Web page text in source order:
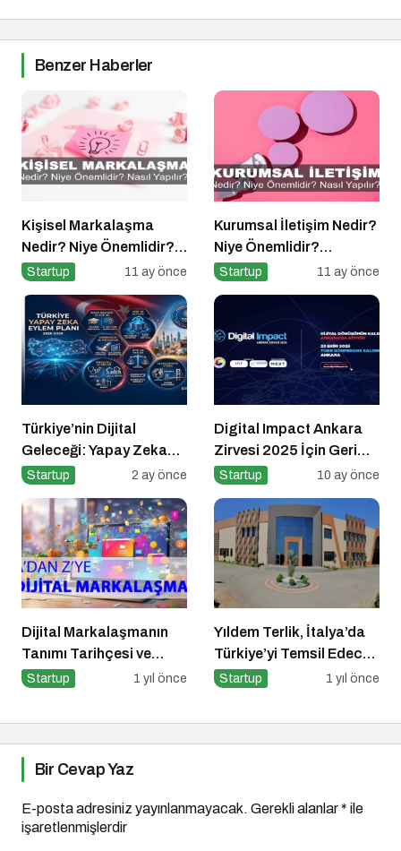
Benzer Haberler
Kişisel Markalaşma
Nedir? Niye Önemlidir?
Kişisel Markalaşma
Startup 11 ay önce
Kurumsal İletişim Nedir?
Niye Önemlidir?
Kurumsal İletişim Nasıl
Startup 11 ay önce
Türkiye’nin Dijital
Geleceği: Yapay Zeka
Çağında “BİLGE”
Startup 2 ay önce
Digital Impact Ankara
Zirvesi 2025 İçin Geri
Sayım!
Startup 10 ay önce
Dijital Markalaşmanın
Tanımı Tarihçesi ve
Önemi
Startup 1 yıl önce
Yıldem Terlik, İtalya’da
Türkiye’yi Temsil Edecek
Gaziantepli yerli üretici,
gösterecek
Startup 1 yıl önce
Bir Cevap Yaz
E-posta adresiniz yayınlanmayacak. Gerekli alanlar* ile
işaretlenmişlerdir